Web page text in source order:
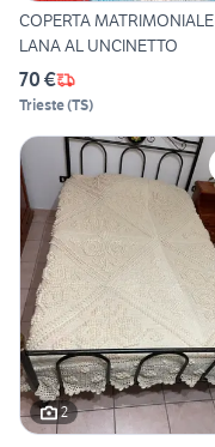
COPERTA MATRIMONIALE
LANA AL UNCINETTO
70 €
Trieste(TS)
2